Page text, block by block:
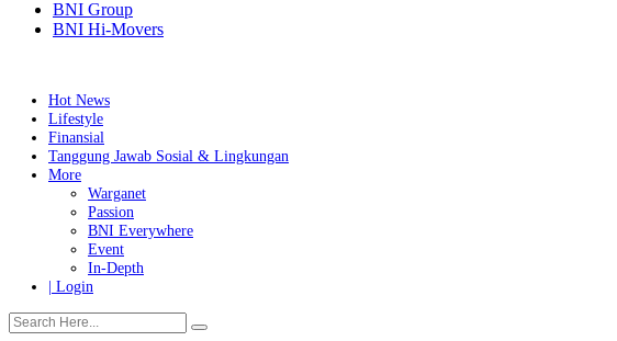
BNI Group
BNI Hi-Movers
Hot News
Lifestyle
Finansial
Tanggung Jawab Sosial & Lingkungan
More
Warganet
Passion
Event
In-Depth